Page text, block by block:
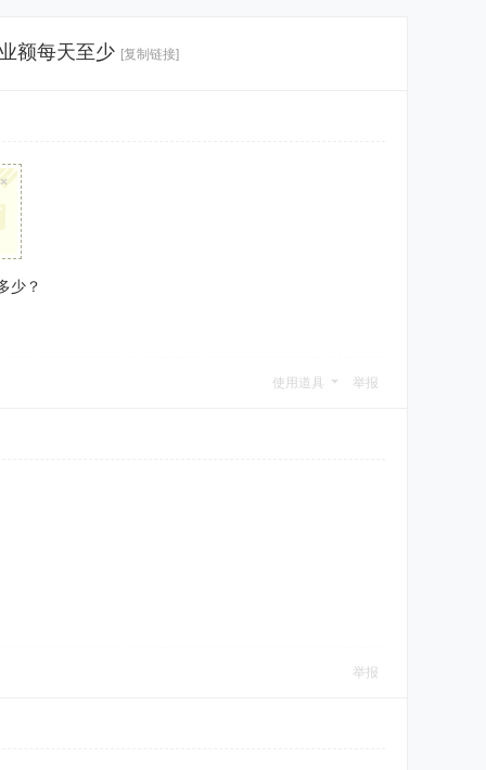
额每天至少 [复制链接]
×
少？
使用道具 举报
举报